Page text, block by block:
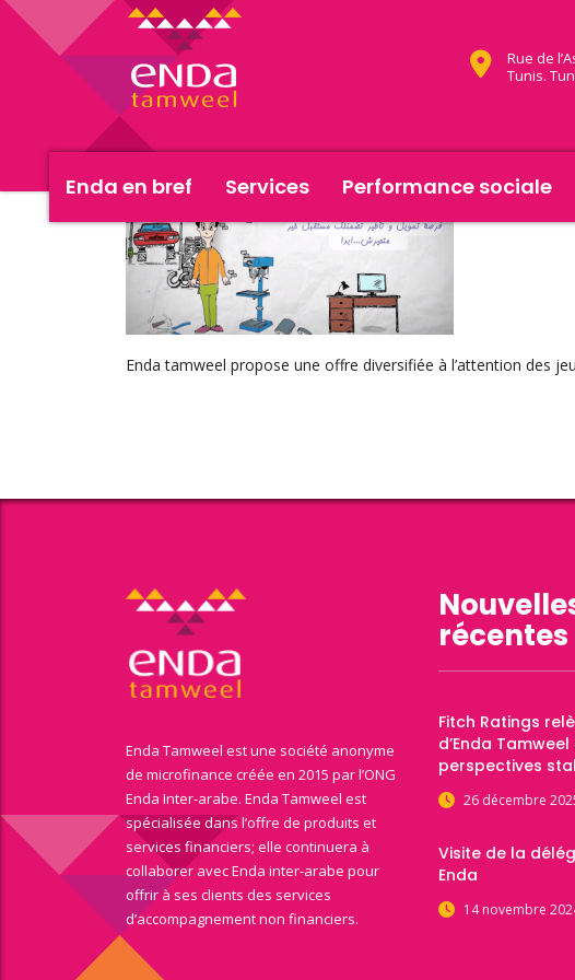
Rue de
Tunis.
Enda en bref Services Performance sociale
Enda tamweel propose une offre diversifiée à l’attention des
Enda Tamweel est une société anonyme
de microfinance créée en 2015 par l’ONG
Enda Inter-arabe. Enda Tamweel est
spécialisée dans l’offre de produits et
services financiers; elle continuera à
collaborer avec Enda inter-arabe pour
offrir à ses clients des services
d’accompagnement non financiers.
récentes
Fitch Ratings
d’Enda
perspectives
26 décembre
Visite de la
Enda
14 novembre